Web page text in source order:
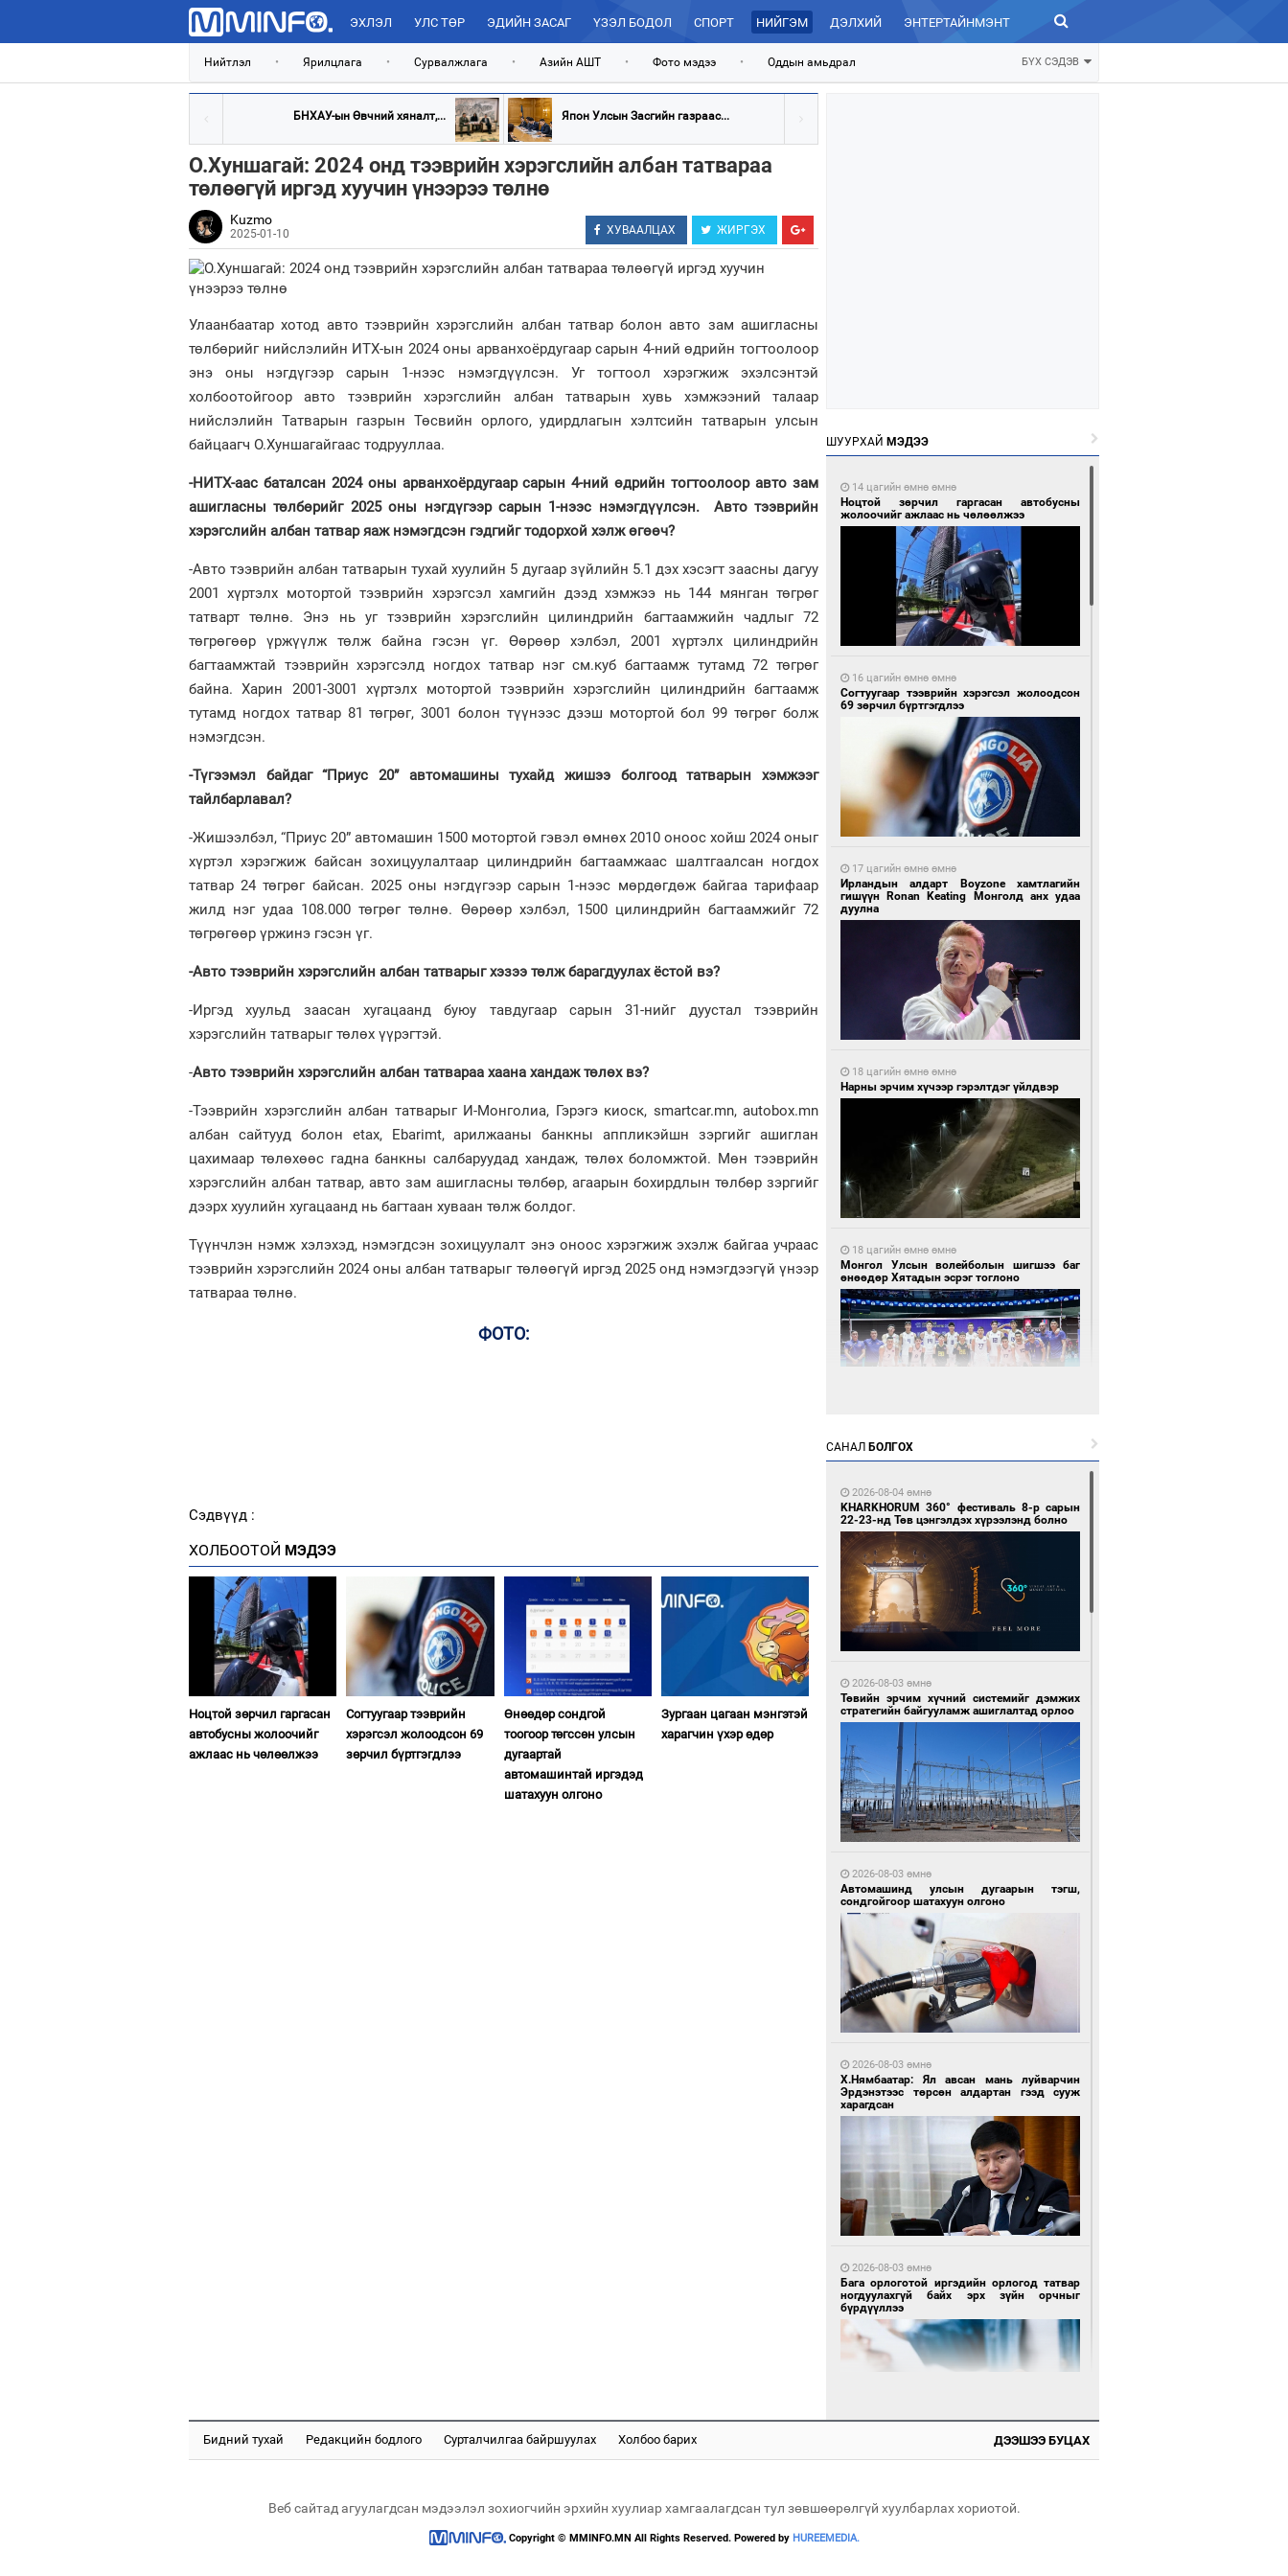
ЭХЛЭЛ УЛС ТӨР ЭДИЙН ЗАСАГ ҮЗЭЛ БОДОЛ СПОРТ НИЙГЭМ ДЭЛХИЙ ЭНТЕРТАЙНМЭНТ ЗУРХАЙ
Нийтлэл • Ярилцлага • Сурвалжлага • Азийн АШТ • Фото мэдээ • Оддын амьдрал БҮХ СЭДЭВ
БНХАУ-ын Өвчний хяналт,... Япон Улсын Засгийн газраас...
О.Хуншагай: 2024 онд тээврийн хэрэгслийн албан татвараа
төлөөгүй иргэд хуучин үнээрээ төлнө
Kuzmo
2025-01-10 ХУВААЛЦАХ ЖИРГЭХ
Улаанбаатар хотод авто тээврийн хэрэгслийн албан татвар болон авто зам ашигласны
төлбөрийг нийслэлийн ИТХ-ын 2024 оны арванхоёрдугаар сарын 4-ний өдрийн тогтоолоор
энэ оны нэгдүгээр сарын 1-нээс нэмэгдүүлсэн. Уг тогтоол хэрэгжиж эхэлсэнтэй
холбоотойгоор авто тээврийн хэрэгслийн албан татварын хувь хэмжээний талаар
нийслэлийн Татварын газрын Төсвийн орлого, удирдлагын хэлтсийн татварын улсын
байцаагч О.Хуншагайгаас тодрууллаа.
-НИТХ-аас баталсан 2024 оны арванхоёрдугаар сарын 4-ний өдрийн тогтоолоор авто зам
ашигласны төлбөрийг 2025 оны нэгдүгээр сарын 1-нээс нэмэгдүүлсэн.
Авто тээврийн
хэрэгслийн албан татвар яаж нэмэгдсэн гэдгийг тодорхой хэлж өгөөч?
-Авто тээврийн албан татварын тухай хуулийн 5 дугаар зүйлийн 5.1 дэх хэсэгт заасны дагуу
2001 хүртэлх мотортой тээврийн хэрэгсэл хамгийн дээд хэмжээ нь 144 мянган төгрөг
татварт төлнө. Энэ нь уг тээврийн хэрэгслийн цилиндрийн багтаамжийн чадлыг 72
төгрөгөөр үржүүлж төлж байна гэсэн үг. Өөрөөр хэлбэл, 2001 хүртэлх цилиндрийн
багтаамжтай тээврийн хэрэгсэлд ногдох татвар нэг см.куб багтаамж тутамд 72 төгрөг
байна. Харин 2001-3001 хүртэлх мотортой тээврийн хэрэгслийн цилиндрийн багтаамж
тутамд ногдох татвар 81 төгрөг, 3001 болон түүнээс дээш мотортой бол 99 төгрөг болж
нэмэгдсэн.
-Түгээмэл байдаг “Приус 20” автомашины тухайд жишээ болгоод татварын хэмжээг
тайлбарлавал?
-Жишээлбэл, “Приус 20” автомашин 1500 мотортой гэвэл өмнөх 2010 оноос хойш 2024 оныг
хүртэл хэрэгжиж байсан зохицуулалтаар цилиндрийн багтаамжаас шалтгаалсан ногдох
татвар 24 төгрөг байсан. 2025 оны нэгдүгээр сарын 1-нээс мөрдөгдөж байгаа тарифаар
жилд нэг удаа 108.000 төгрөг төлнө. Өөрөөр хэлбэл, 1500 цилиндрийн багтаамжийг 72
төгрөгөөр үржинэ гэсэн үг.
-Авто тээврийн хэрэгслийн албан татварыг хэзээ төлж барагдуулах ёстой вэ?
-Иргэд хуульд заасан хугацаанд буюу тавдугаар сарын 31-нийг дуустал тээврийн
хэрэгслийн татварыг төлөх үүрэгтэй.
-Авто тээврийн хэрэгслийн албан татвараа хаана хандаж төлөх вэ?
-Тээврийн хэрэгслийн албан татварыг И-Монголиа, Гэрэгэ киоск, smartcar.mn, autobox.mn
албан сайтууд болон etax, Ebarimt, арилжааны банкны аппликэйшн зэргийг ашиглан
цахимаар төлөхөөс гадна банкны салбаруудад хандаж, төлөх боломжтой. Мөн тээврийн
хэрэгслийн албан татвар, авто зам ашигласны төлбөр, агаарын бохирдлын төлбөр зэргийг
дээрх хуулийн хугацаанд нь багтаан хуваан төлж болдог.
Түүнчлэн нэмж хэлэхэд, нэмэгдсэн зохицуулалт энэ оноос хэрэгжиж эхэлж байгаа учраас
тээврийн хэрэгслийн 2024 оны албан татварыг төлөөгүй иргэд 2025 онд нэмэгдээгүй үнээр
татвараа төлнө.
ФОТО:
Сэдвүүд :
ХОЛБООТОЙ МЭДЭЭ
Ноцтой зөрчил гаргасан
автобусны жолоочийг
ажлаас нь чөлөөлжээ
Согтуугаар тээврийн
хэрэгсэл жолоодсон 69
зөрчил бүртгэгдлээ
Өнөөдөр сондгой
тоогоор төгссөн улсын
дугаартай
автомашинтай иргэдэд
шатахуун олгоно
Зургаан цагаан мэнгэтэй
харагчин үхэр өдөр
ШУУРХАЙ МЭДЭЭ
14 цагийн өмнө өмнө
Ноцтой зөрчил гаргасан автобусны
жолоочийг ажлаас нь чөлөөлжээ
16 цагийн өмнө өмнө
Согтуугаар тээврийн хэрэгсэл жолоодсон
69 зөрчил бүртгэгдлээ
17 цагийн өмнө өмнө
Ирландын алдарт Boyzone хамтлагийн
гишүүн Ronan Keating Монголд анх удаа
дуулна
18 цагийн өмнө өмнө
Нарны эрчим хүчээр гэрэлтдэг үйлдвэр
18 цагийн өмнө өмнө
Монгол Улсын волейболын шигшээ баг
өнөөдөр Хятадын эсрэг тоглоно
18 цагийн өмнө өмнө
18 цагийн өмнө өмнө
18 цагийн өмнө өмнө
1 өдрийн өмнө өмнө
Бүх төрлийн шатахууны импортыг шуурхай
МИАТ ТӨХК “Боинг” компанитай хамтын
САНАЛ БОЛГОХ
2026-08-04 өмнө
KHARKHORUM 360° фестиваль 8-р сарын
22-23-нд Төв цэнгэлдэх хүрээлэнд болно
2026-08-03 өмнө
Төвийн эрчим хүчний системийг дэмжих
стратегийн байгууламж ашиглалтад орлоо
2026-08-03 өмнө
Автомашинд улсын дугаарын тэгш,
сондгойгоор шатахуун олгоно
2026-08-03 өмнө
Х.Нямбаатар: Ял авсан мань луйварчин
Эрдэнэтээс төрсөн алдартан гээд сууж
харагдсан
2026-08-03 өмнө
Бага орлоготой иргэдийн орлогод татвар
ногдуулахгүй байх эрх зүйн орчныг
бүрдүүллээ
Бидний тухай Редакцийн бодлого Сурталчилгаа байршуулах Холбоо барих ДЭЭШЭЭ БУЦАХ
Веб сайтад агуулагдсан мэдээлэл зохиогчийн эрхийн хуулиар хамгаалагдсан тул зөвшөөрөлгүй хуулбарлах хориотой.
Copyright © MMINFO.MN All Rights Reserved. Powered by HUREEMEDIA.